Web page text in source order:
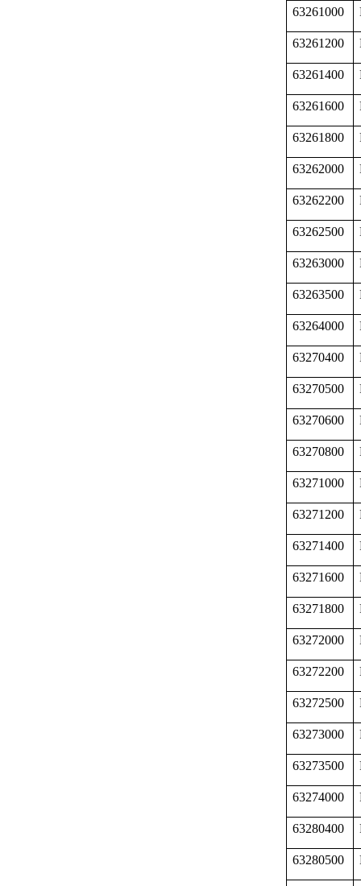
63261000
63261200
63261400
63261600
63261800
63262000
63262200
63262500
63263000
63263500
63264000
63270400
63270500
63270600
63270800
63271000
63271200
63271400
63271600
63271800
63272000
63272200
63272500
63273000
63273500
63274000
63280400
63280500